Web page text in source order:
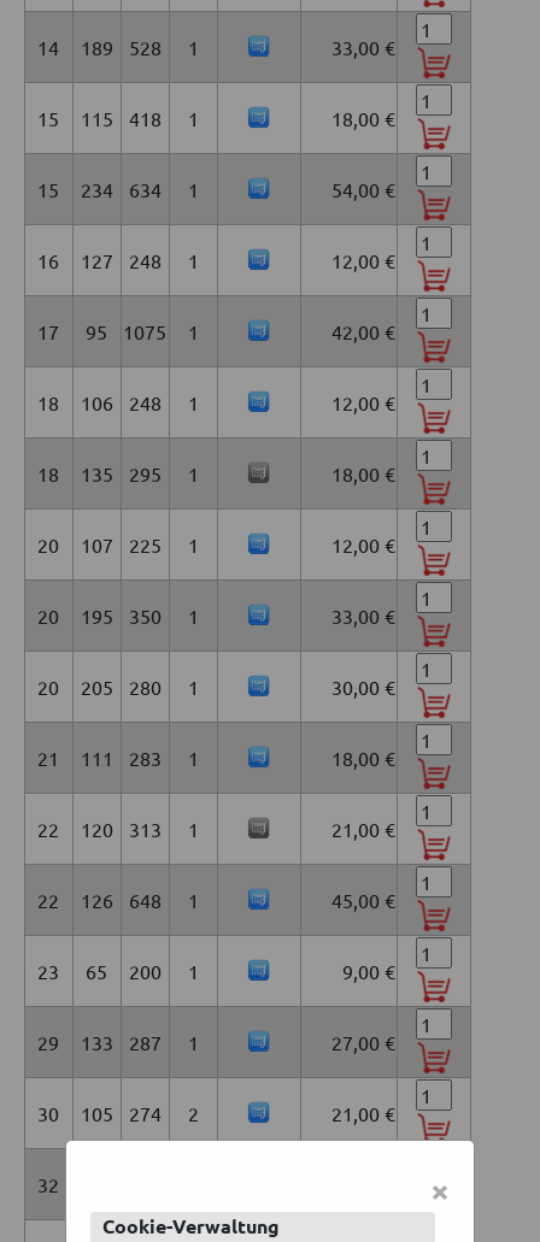
14 189 528 1 33,00 €
15 115 418 1 18,00 €
15 234 634 1 54,00 €
16 127 248 1 12,00 €
17 95 1075 1 42,00 €
18 106 248 1 12,00 €
18 135 295 1 18,00 €
20 107 225 1 12,00 €
20 195 350 1 33,00 €
20 205 280 1 30,00 €
21 111 283 1 18,00 €
22 120 313 1 21,00 €
22 126 648 1 45,00 €
23 65 200 1 9,00 €
29 133 287 1 27,00 €
30 105 274 2 21,00 €
32 ×
Cookie-Verwaltung